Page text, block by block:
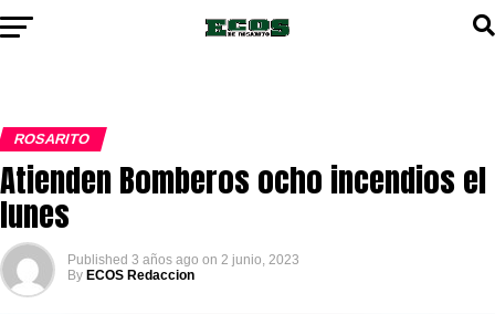
ROSARITO
Atienden Bomberos ocho incendios el
lunes
Published 3 años ago on 2 junio, 2023
By ECOS Redaccion